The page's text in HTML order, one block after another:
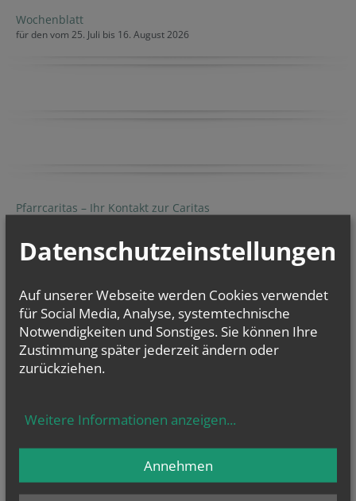
Wochenblatt
für den vom 25. Juli bis 16. August 2026
Pfarrcaritas – Ihr Kontakt zur Caritas
INFOS
TAUFE
ERSTKOMMUNION
FIRMUNG
TRAUUNG
Datenschutzeinstellungen
Auf unserer Webseite werden Cookies verwendet
für Social Media, Analyse, systemtechnische
Notwendigkeiten und Sonstiges. Sie können Ihre
Zustimmung später jederzeit ändern oder
zurückziehen.
Weitere Informationen anzeigen...
Annehmen